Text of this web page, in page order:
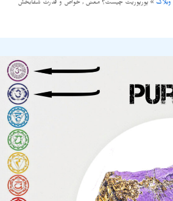
وبلاگ» پورپوریت چیست؟ معنی , خواص و قدرت شفابخش